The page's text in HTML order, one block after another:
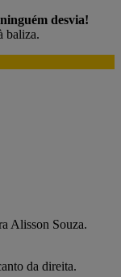
desvia!
baliza.
Alisson Souza.
da direita.